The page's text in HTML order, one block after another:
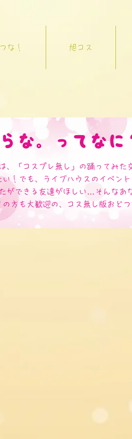
な！ 旭コス
な。ってなに
、「コスプレ無し」の踊ってみた
い！でも、ライブハウスのイベン
ができる友達がほしい…そんなあ
の方も大歓迎の、​コス無し版おどつ